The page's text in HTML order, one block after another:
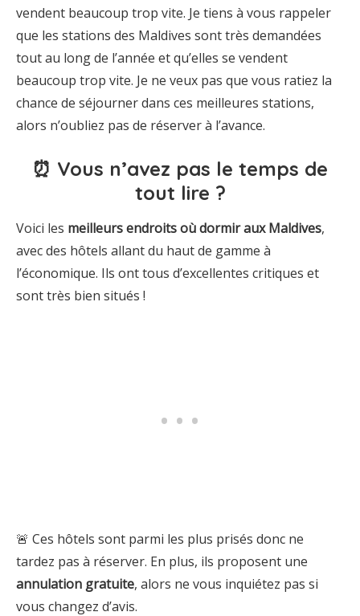
vendent beaucoup trop vite. Je tiens à vous rappeler
que les stations des Maldives sont très demandées
tout au long de l’année et qu’elles se vendent
beaucoup trop vite. Je ne veux pas que vous ratiez la
chance de séjourner dans ces meilleures stations,
alors n’oubliez pas de réserver à l’avance.
⏰ Vous n’avez pas le temps de
tout lire ?
Voici les meilleurs endroits où dormiraux Maldives,
avec des hôtels allant du haut de gamme à
l’économique. Ils ont tous d’excellentes critiques et
sont très bien situés !
🚨 Ces hôtels sont parmi les plus prisés donc ne
tardez pas à réserver. En plus, ils proposent une
annulation gratuite, alors ne vous inquiétez pas si
vous changez d’avis.